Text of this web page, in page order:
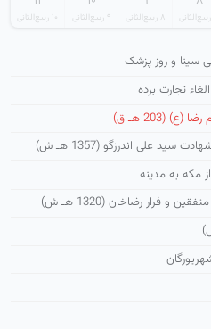
۸ ربیع‌الثانی ۹ ربیع‌الثانی ۱۰ ربیع‌الثانی
سینا و روز پزشک
تجارت برده
(203 هـ ق)
سید علی اندرزگو (1357 هـ ش)
مکه به مدینه
و فرار رضاخان (1320 هـ ش)